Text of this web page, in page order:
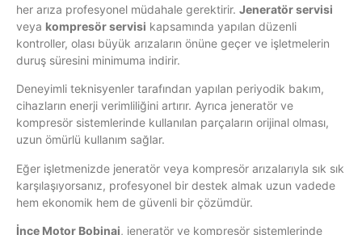
her arıza profesyonel müdahale gerektirir. Jeneratör servisi
veya kompresör servisi kapsamında yapılan düzenli
kontroller, olası büyük arızaların önüne geçer ve işletmelerin
duruş süresini minimuma indirir.
Deneyimli teknisyenler tarafından yapılan periyodik bakım,
cihazların enerji verimliliğini artırır. Ayrıca jeneratör ve
kompresör sistemlerinde kullanılan parçaların orijinal olması,
uzun ömürlü kullanım sağlar.
Eğer işletmenizde jeneratör veya kompresör arızalarıyla sık sık
karşılaşıyorsanız, profesyonel bir destek almak uzun vadede
hem ekonomik hem de güvenli bir çözümdür.
İnce Motor Bobinaj, jeneratör ve kompresör sistemlerinde